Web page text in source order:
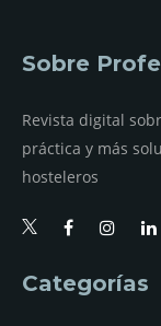
Sobre
Revista digital
práctica y más
hosteleros
Categorías